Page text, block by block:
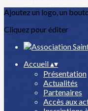
Ajoutez un logo, un
Cliquez pour éditer
Accueil▴▾
Présentation
Actualités
Partenaires
Accès aux